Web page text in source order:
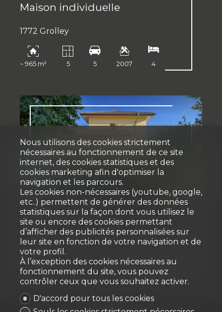
Maison individuelle
1772 Grolley
~ 965 m² 5 5 2007 4
Vendu
Maison individuelle
Grolley
~ 191.5 m² ~ 916 m² 8.5 7 2009
Nous utilisons des cookies strictement
nécessaires au fonctionnement de ce site
internet, des cookies statistiques et des
cookies marketing afin d'optimiser la
navigation et les parcours.
Les cookies non-nécessaires (youtube, google,
etc..) permettent de générer des données
statistiques sur la façon dont vous utilisez le
site ou encore des cookies permettant
d’afficher des publicités personnalisées sur
leur site en fonction de votre navigation et de
votre profil.
À l’exception des cookies nécessaires au
fonctionnement du site, vous pouvez
contrôler ceux que vous souhaitez activer.
D'accord pour tous les cookies